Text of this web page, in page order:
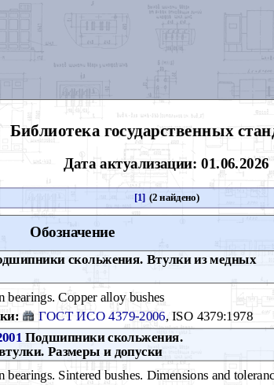
Библиотека государственных
Дата актуализации: 01.06.2026
[1] (2 найдено)
Обозначение
скольжения. Втулки из медных
bearings. Copper alloy bushes
ГОСТ ИСО 4379-2006, ISO 4379:1978
Подшипники скольжения.
Размеры и допуски
bearings. Sintered bushes. Dimensions and